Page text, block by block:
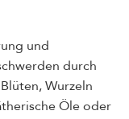
und
durch
Wurzeln
Öle oder